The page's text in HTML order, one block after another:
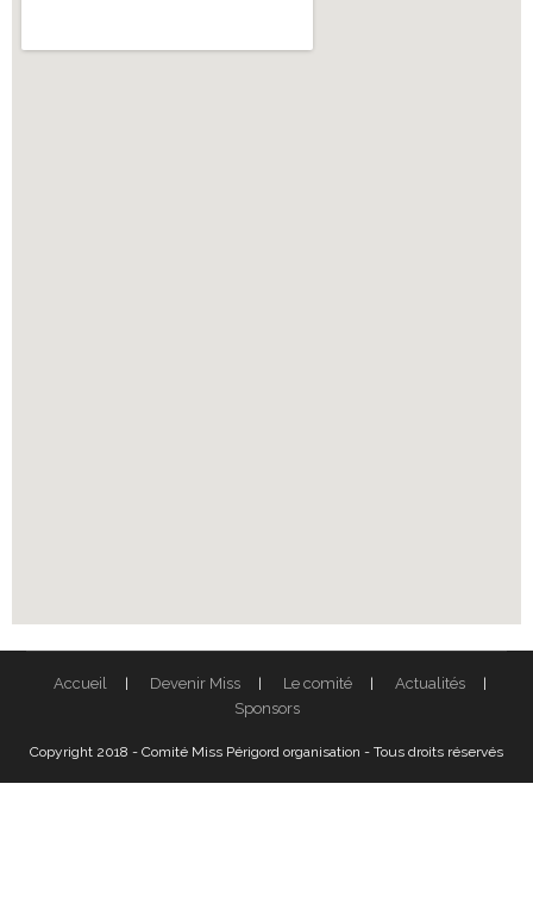
Accueil Devenir Miss Le comité
Actualités
Sponsors
Copyright 2018 - Comité Miss Périgord organisation - Tous droits réservés